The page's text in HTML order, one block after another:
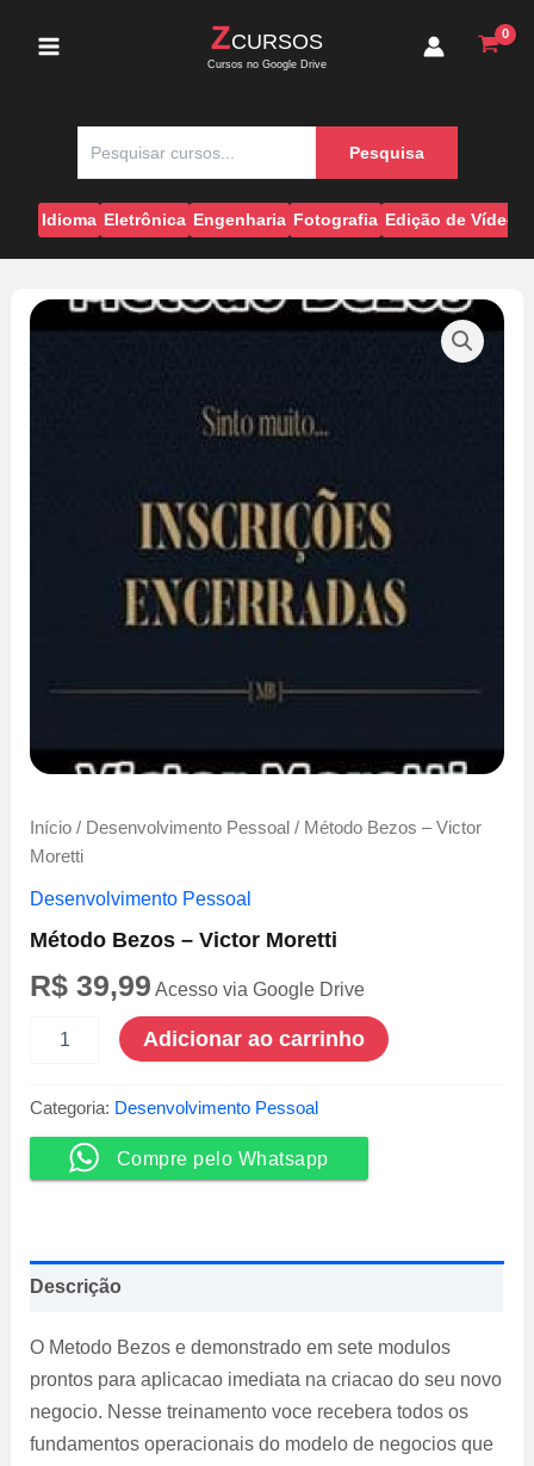
Menu
ZCURSOS
Cursos no Google Drive
s
q
i
a
Pesquisa
Idioma Eletrônica Engenharia Fotografia Edição de Vídeo
Início / Desenvolvimento Pessoal / Método Bezos – Victor
Moretti
Desenvolvimento Pessoal
Método Bezos – Victor Moretti
R$ 39,99 Acesso via Google Drive
Bezos
Victor
Moretti
quantidade
Adicionar ao carrinho
Categoria: Desenvolvimento Pessoal
Compre pelo Whatsapp
Descrição
O Metodo Bezos e demonstrado em sete modulos
prontos para aplicacao imediata na criacao do seu novo
negocio. Nesse treinamento voce recebera todos os
fundamentos operacionais do modelo de negocios que
Moretti